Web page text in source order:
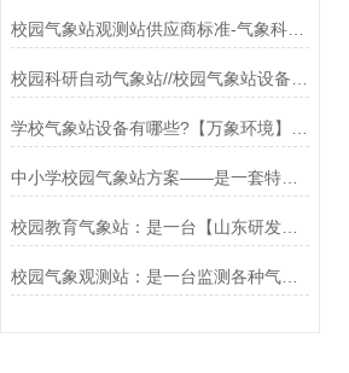
校园气象站观测站供应商标准-气象科普：是一款用于幼儿园的学生气象站#
中小学校园气象站方案——是一套特别高大上的校园气象站建设方案
校园教育气象站：是一台【山东研发制造】的物美价廉的*学校气象观测站*
校园气象观测站：是一台监测各种气象数据的（校园自动气象站）